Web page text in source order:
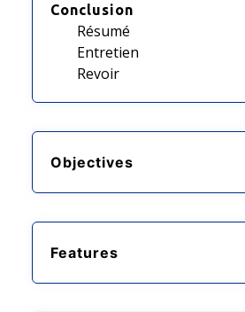
Conclusion
Résumé
Entretien
Revoir
Objectives
Features